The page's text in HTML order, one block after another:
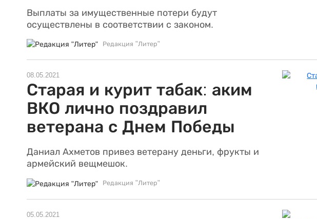
Выплаты за имущественные потери будут
осуществлены в соответствии с законом.
Редакция "Литер"
08.05.2021
Старая и курит табак: аким
ВКО лично поздравил
ветерана с Днем Победы
Даниал Ахметов привез ветерану деньги, фрукты и
армейский вещмешок.
Редакция "Литер"
05.05.2021